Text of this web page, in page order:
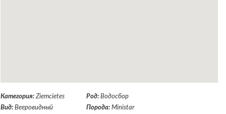
Категория: Ziemcietes Род: Водосбор
Вид: Вееровидный Порода: Ministar